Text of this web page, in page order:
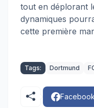
tout en déplorant
dynamiques
cette première
Tags: Dortmund
Facebook